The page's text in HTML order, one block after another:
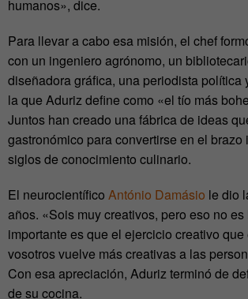
humanos», dice.
Para llevar a cabo esa misión, el chef
con un ingeniero agrónomo, un
diseñadora gráfica, una periodista política
la que Aduriz define como «el tío más
Juntos han creado una fábrica de ideas
gastronómico para convertirse en el brazo
siglos de conocimiento culinario.
El neurocientífico António Damásio le dio
años. «Sois muy creativos, pero eso no
importante es que el ejercicio creativo
vosotros vuelve más creativas a las
Con esa apreciación, Aduriz terminó de
de su cocina.